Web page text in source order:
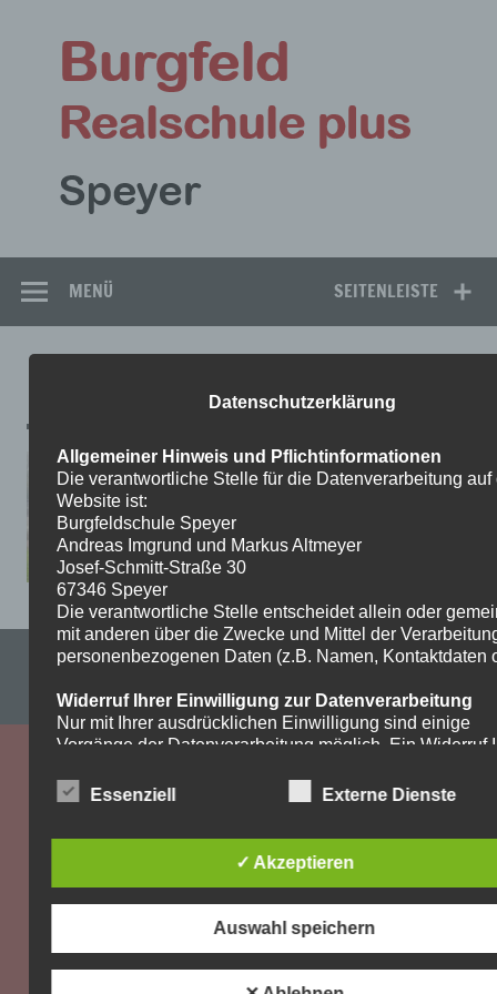
springen
SEITENLEISTE
MENÜ
Impressum & Datenschutzerklärung
WordPress-Theme: Dynamic News von ThemeZee.
Datenschutzerklärung
Allgemeiner Hinweis und Pflichtinformationen
Die verantwortliche Stelle für die Datenverarbeitung auf
Website ist:
Burgfeldschule Speyer
Andreas Imgrund und Markus Altmeyer
Josef-Schmitt-Straße 30
67346 Speyer
Die verantwortliche Stelle entscheidet allein oder
mit anderen über die Zwecke und Mittel der
personenbezogenen Daten (z.B. Namen, Kontaktdaten
Widerruf Ihrer Einwilligung zur Datenverarbeitung
Nur mit Ihrer ausdrücklichen Einwilligung sind einige
Vorgänge der Datenverarbeitung möglich. Ein Widerruf
Widerruf genügt eine formlose Mitteilung per E-Mail. Die
Recht auf Beschwerde bei der zuständigen
Aufsichtsbehörde
Als Betroffener steht Ihnen im Falle eines
der zuständigen Aufsichtsbehörde zu. Zuständige
Aufsichtsbehörde bezüglich datenschutzrechtlicher
Essenziell Externe Dienste
✓ Akzeptieren
Auswahl speichern